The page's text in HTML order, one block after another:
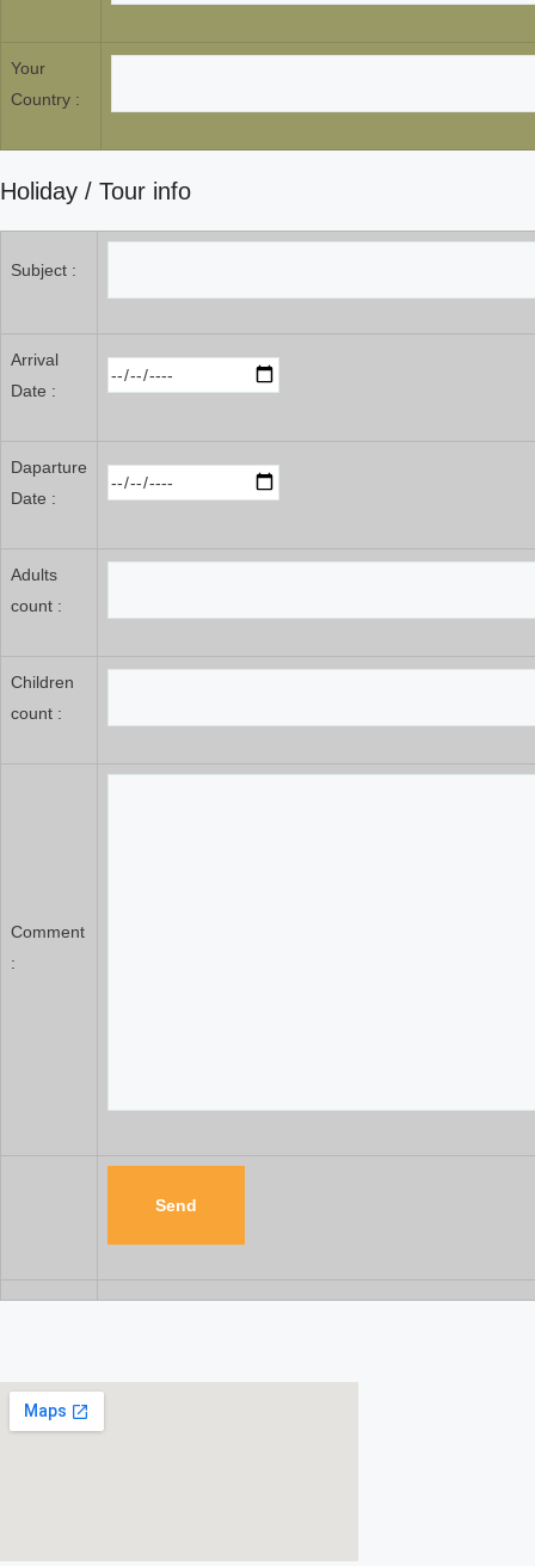
Your
Country :
Holiday / Tour info
Subject :
Arrival
Date :
Daparture
Date :
Adults
count :
Children
count :
Comment
: